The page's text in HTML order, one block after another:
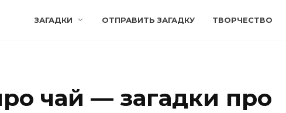
ЗАГАДКИ ОТПРАВИТЬ ЗАГАДКУ ТВОРЧЕСТВО
чай — загадки про